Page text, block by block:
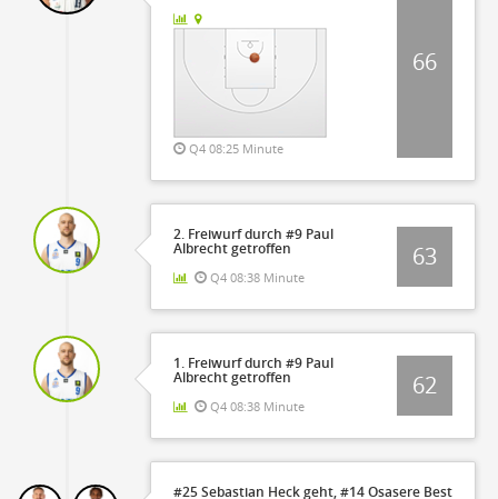
Q4 08:25 Minute
66
2. Freiwurf durch #9 Paul
Albrecht getroffen
Q4 08:38 Minute
63
1. Freiwurf durch #9 Paul
Albrecht getroffen
Q4 08:38 Minute
62
#25 Sebastian Heck geht, #14 Osasere Best